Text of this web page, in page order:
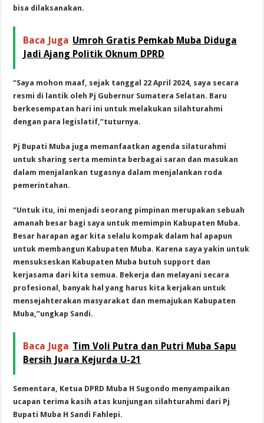
bisa dilaksanakan.
Baca Juga Umroh Gratis Pemkab Muba Diduga
Jadi Ajang Politik Oknum DPRD
“Saya mohon maaf, sejak tanggal 22 April 2024, saya secara
resmi di lantik oleh Pj Gubernur Sumatera Selatan. Baru
berkesempatan hari ini untuk melakukan silahturahmi
dengan para legislatif,”tuturnya.
Pj Bupati Muba juga memanfaatkan agenda silaturahmi
untuk sharing serta meminta berbagai saran dan masukan
dalam menjalankan tugasnya dalam menjalankan roda
pemerintahan.
“Untuk itu, ini menjadi seorang pimpinan merupakan sebuah
amanah besar bagi saya untuk memimpin Kabupaten Muba.
Besar harapan agar kita selalu kompak dalam hal apapun
untuk membangun Kabupaten Muba. Karena saya yakin untuk
mensukseskan Kabupaten Muba butuh support dan
kerjasama dari kita semua. Bekerja dan melayani secara
profesional, banyak hal yang harus kita kerjakan untuk
mensejahterakan masyarakat dan memajukan Kabupaten
Muba,”ungkap Sandi.
Baca Juga Tim Voli Putra dan Putri Muba Sapu
Bersih Juara Kejurda U-21
Sementara, Ketua DPRD Muba H Sugondo menyampaikan
ucapan terima kasih atas kunjungan silahturahmi dari Pj
Bupati Muba H Sandi Fahlepi.